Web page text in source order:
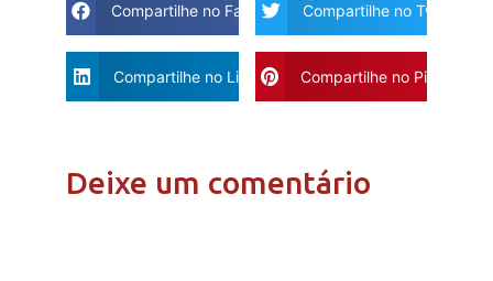
Compartilhe no Facebook Compartilhe no Twitter
Compartilhe no Linkdin Compartilhe no Pinterest
Deixe um comentário